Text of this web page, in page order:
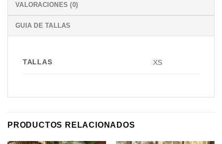
VALORACIONES (0)
GUIA DE TALLAS
TALLAS XS
PRODUCTOS RELACIONADOS